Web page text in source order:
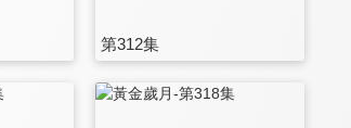
第312集